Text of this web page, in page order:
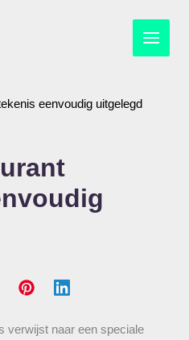
verwijst naar een speciale